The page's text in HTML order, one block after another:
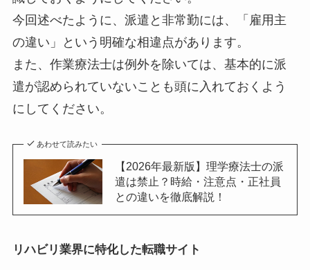
今回述べたように、派遣と非常勤には、「雇用主
の違い」という明確な相違点があります。
また、作業療法士は例外を除いては、基本的に派
遣が認められていないことも頭に入れておくよう
にしてください。
あわせて読みたい
【2026年最新版】理学療法士の派
遣は禁止？時給・注意点・正社員
との違いを徹底解説！
リハビリ業界に特化した転職サイト